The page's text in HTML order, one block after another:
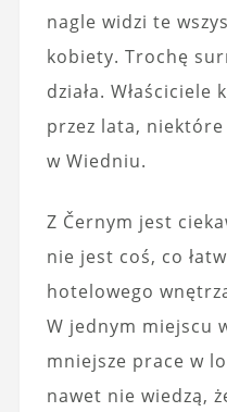
nagle widzi te
kobiety. Trochę
działa. Właściciele
przez lata,
w Wiedniu.
Z Černym jest
nie jest coś, co
hotelowego
W jednym miejscu
mniejsze prace w
nawet nie wiedzą,